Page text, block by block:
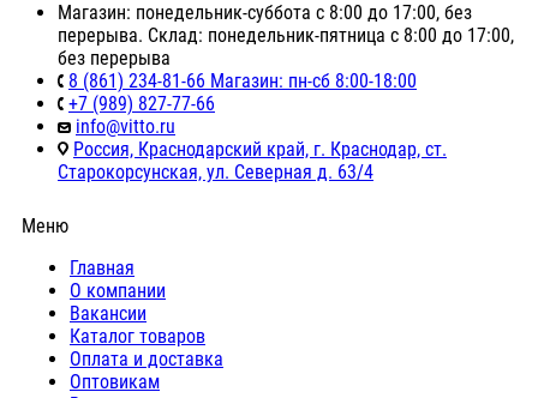
Магазин: понедельник-суббота с 8:00 до 17:00, без
перерыва. Склад: понедельник-пятница с 8:00 до 17:00,
без перерыва
8 (861) 234-81-66 Магазин: пн-сб 8:00-18:00
+7 (989) 827-77-66
info@vitto.ru
Россия, Краснодарский край, г. Краснодар, ст.
Старокорсунская, ул. Северная д. 63/4
Меню
Главная
О компании
Вакансии
Каталог товаров
Оплата и доставка
Оптовикам